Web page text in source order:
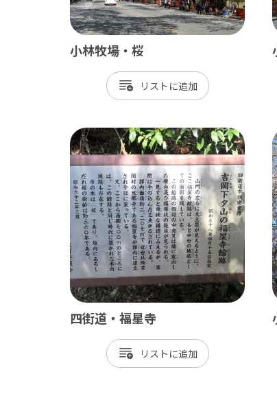
御宿町
鋸南町
小林牧場・桜
リスト
四街道・福星寺
リスト